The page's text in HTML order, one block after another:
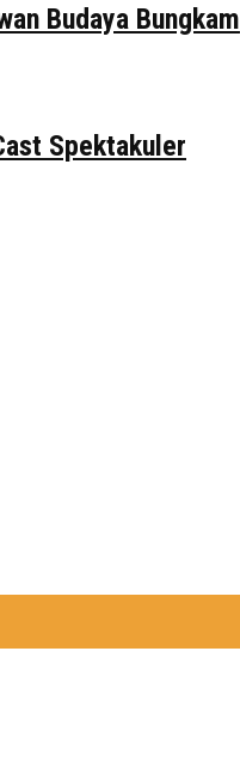
Budaya Bungkam
Spektakuler